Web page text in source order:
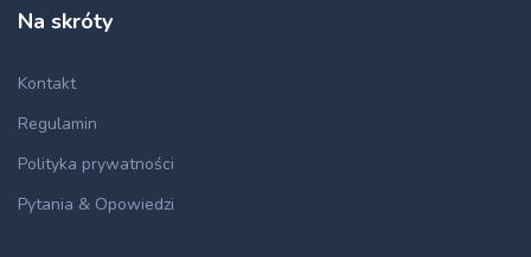
Na skróty
Kontakt
Regulamin
Polityka prywatności
Pytania & Opowiedzi